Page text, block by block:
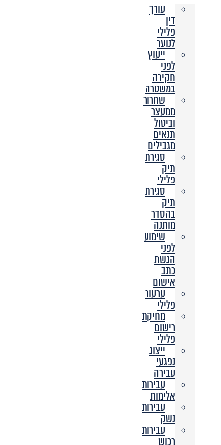
עורך
דין
פלילי
לנוער
ייעוץ
לפני
חקירה
במשטרה
שחרור
ממעצר
וביטול
תנאים
מגבילים
סגירת
תיק
פלילי
סגירת
תיק
בהסדר
מותנה
שימוע
לפני
הגשת
כתב
אישום
ערעור
פלילי
מחיקת
רישום
פלילי
ייצוג
נפגעי
עבירה
עבירות
אלימות
עבירות
נשק
עבירות
רכוש